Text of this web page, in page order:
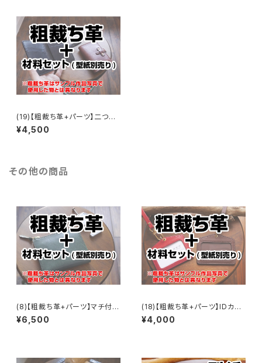
(19)【粗裁ち革+パーツ】二つ折
りカードケース［8枚収納］
¥4,500
その他の商品
(8)【粗裁ち革+パーツ】マチ付き
L字ファスナーウォレット
¥6,500
(18)【粗裁ち革+パーツ】IDカー
ドホルダー
¥4,000